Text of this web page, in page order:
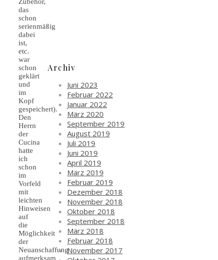
Zubehör,
das
schon
serienmäßig
dabei
ist,
etc.
war
schon
geklärt
und
im
Kopf
gespeichert).
Den
Herrn
der
Cucina
hatte
ich
schon
im
Vorfeld
mit
leichten
Hinweisen
auf
die
Möglichkeit
der
Neuanschaffung
aufmerksam
Archiv
Juni 2023
Februar 2022
Januar 2022
März 2020
September 2019
August 2019
Juli 2019
Juni 2019
April 2019
März 2019
Februar 2019
Dezember 2018
November 2018
Oktober 2018
September 2018
März 2018
Februar 2018
November 2017